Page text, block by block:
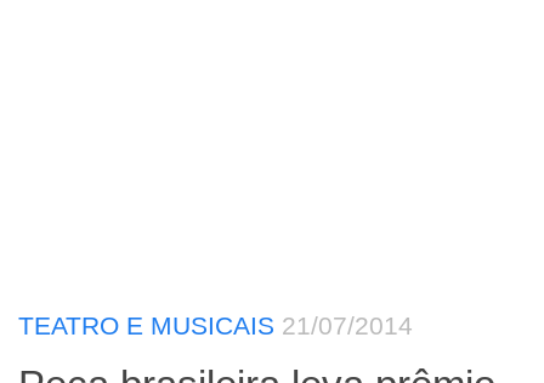
TEATRO E MUSICAIS 21/07/2014